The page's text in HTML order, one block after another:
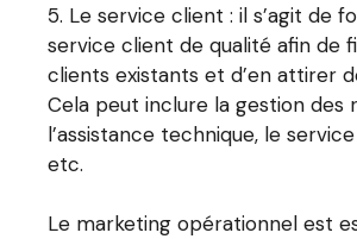
Le service client : il s’agit de
service client de qualité afin de
clients existants et d’en attirer
Cela peut inclure la gestion des
l’assistance technique, le
etc.
Le marketing opérationnel est